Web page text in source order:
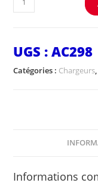
UGS :AC298
Catégories : Chargeurs,
Informations